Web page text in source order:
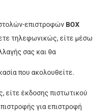
επιστροφών BOX
τηλεφωνικώς, είτε μέσω
σας και θα
που ακολουθείτε.
είτε έκδοσης πιστωτικού
για επιστροφή